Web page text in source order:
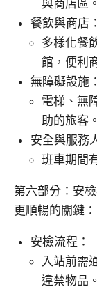
與商店區。
餐飲與商店：
多樣化餐
館，便利
無障礙設施：
電梯、無
助的旅客。
安全與服務
班車期間
第六部分：安
更順暢的關鍵：
安檢流程：
入站前需
違禁物品。